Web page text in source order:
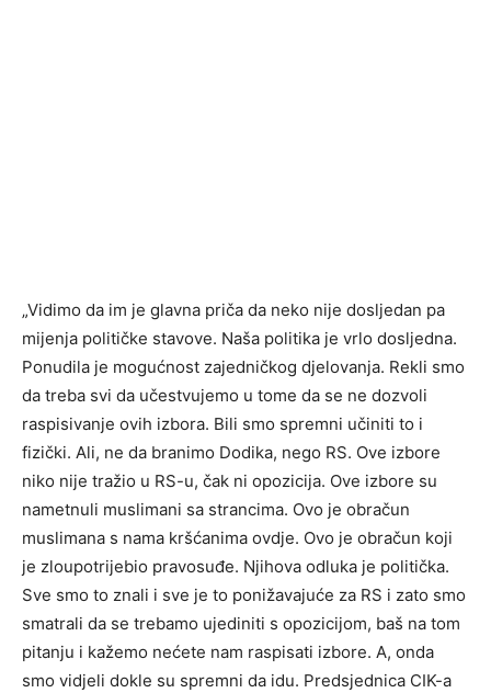
„Vidimo da im je glavna priča da neko nije dosljedan pa
mijenja političke stavove. Naša politika je vrlo dosljedna.
Ponudila je mogućnost zajedničkog djelovanja. Rekli smo
da treba svi da učestvujemo u tome da se ne dozvoli
raspisivanje ovih izbora. Bili smo spremni učiniti to i
fizički. Ali, ne da branimo Dodika, nego RS. Ove izbore
niko nije tražio u RS-u, čak ni opozicija. Ove izbore su
nametnuli muslimani sa strancima. Ovo je obračun
muslimana s nama kršćanima ovdje. Ovo je obračun koji
je zloupotrijebio pravosuđe. Njihova odluka je politička.
Sve smo to znali i sve je to ponižavajuće za RS i zato smo
smatrali da se trebamo ujediniti s opozicijom, baš na tom
pitanju i kažemo nećete nam raspisati izbore. A, onda
smo vidjeli dokle su spremni da idu. Predsjednica CIK-a